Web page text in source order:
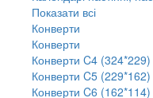
Показати всі
Конверти
Конверти
Конверти C4 (324*229)
Конверти C5 (229*162)
Конверти C6 (162*114)